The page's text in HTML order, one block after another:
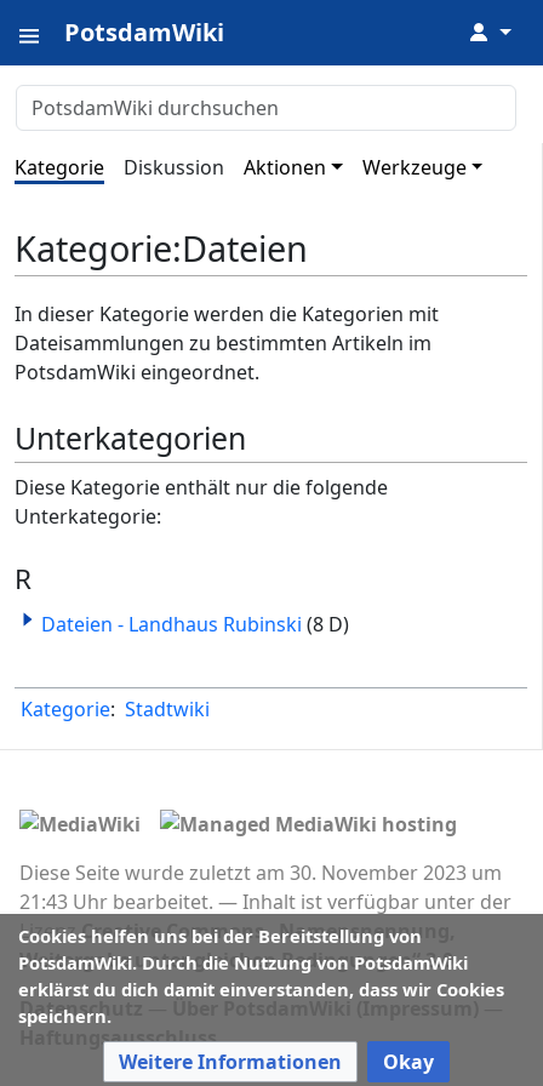
PotsdamWiki ↓
Kategorie Diskussion Aktionen Werkzeuge
Kategorie:Dateien
In dieser Kategorie werden die Kategorien mit
Dateisammlungen zu bestimmten Artikeln im
PotsdamWiki eingeordnet.
Unterkategorien
Diese Kategorie enthält nur die folgende
Unterkategorie:
R
Dateien - Landhaus Rubinski (8 D)
Kategorie: Stadtwiki
Cookies helfen uns bei der Bereitstellung von
PotsdamWiki. Durch die Nutzung von PotsdamWiki
erklärst du dich damit einverstanden, dass wir Cookies
speichern.
Weitere Informationen Okay
Diese Seite wurde zuletzt am 30. November 2023 um
21:43 Uhr bearbeitet.
Inhalt ist verfügbar unter der
LizenzCreative Commons „Namensnennung,
Weitergabe unter gleichen Bedingungen“ 3.0.
Datenschutz
Haftungsausschluss